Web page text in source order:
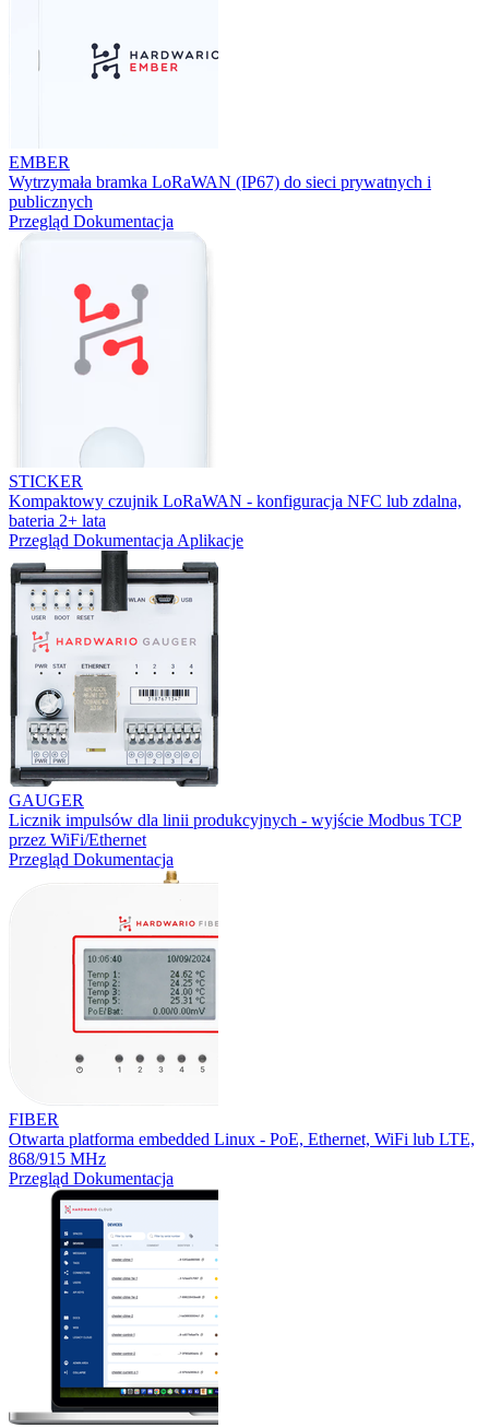
EMBER
Wytrzymała bramka LoRaWAN (IP67) do sieci prywatnych i
publicznych
Przegląd Dokumentacja
STICKER
Kompaktowy czujnik LoRaWAN - konfiguracja NFC lub zdalna,
bateria 2+ lata
Przegląd Dokumentacja Aplikacje
GAUGER
Licznik impulsów dla linii produkcyjnych - wyjście Modbus TCP
przez WiFi/Ethernet
Przegląd Dokumentacja
FIBER
Otwarta platforma embedded Linux - PoE, Ethernet, WiFi lub LTE,
868/915 MHz
Przegląd Dokumentacja